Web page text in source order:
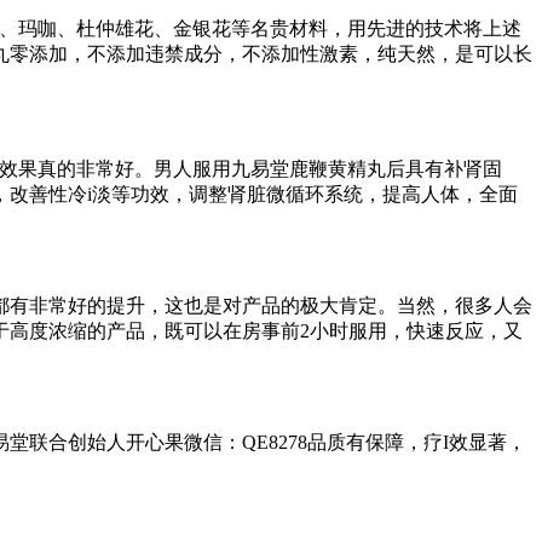
玛咖、杜仲雄花、金银花等名贵材料，用先进的技术将上述
添加，不添加违禁成分，不添加性激素，纯天然，是可以长
果真的非常好。男人服用九易堂鹿鞭黄精丸后具有补肾固
善性冷i淡等功效，调整肾脏微循环系统，提高人体，全面
非常好的提升，这也是对产品的极大肯定。当然，很多人会
度浓缩的产品，既可以在房事前2小时服用，快速反应，又
联合创始人开心果微信：QE8278品质有保障，疗I效显著，